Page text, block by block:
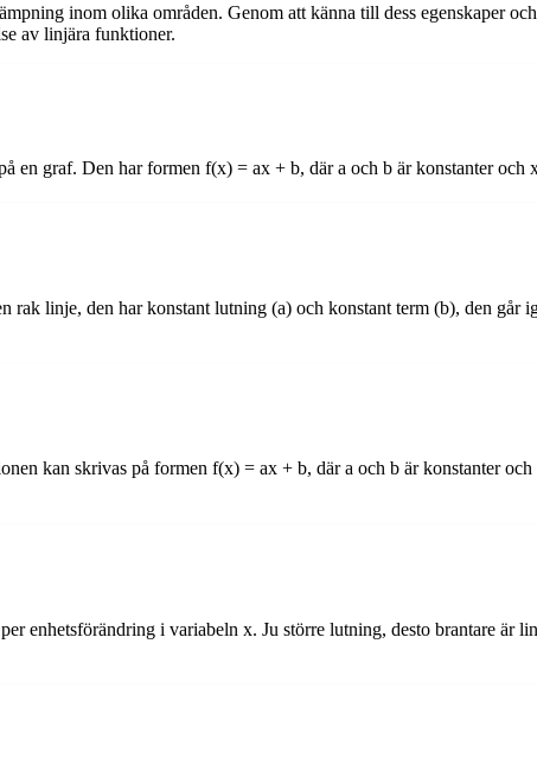
inom olika områden. Genom att känna till dess egenskaper
av linjära funktioner.
en graf. Den har formen f(x) = ax + b, där a och b är konstanter och
linje, den har konstant lutning (a) och konstant term (b), den går
kan skrivas på formen f(x) = ax + b, där a och b är konstanter
enhetsförändring i variabeln x. Ju större lutning, desto brantare är